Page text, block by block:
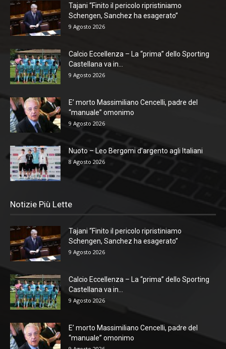
Tajani “Finito il pericolo ripristiniamo
Schengen, Sanchez ha esagerato”
9 Agosto 2026
Calcio Eccellenza – La “prima” dello Sporting
Castellana va in...
9 Agosto 2026
E’ morto Massimiliano Cencelli, padre del
“manuale” omonimo
9 Agosto 2026
Nuoto – Leo Bergomi d’argento agli Italiani
8 Agosto 2026
Notizie Più Lette
Tajani “Finito il pericolo ripristiniamo
Schengen, Sanchez ha esagerato”
9 Agosto 2026
Calcio Eccellenza – La “prima” dello Sporting
Castellana va in...
9 Agosto 2026
E’ morto Massimiliano Cencelli, padre del
“manuale” omonimo